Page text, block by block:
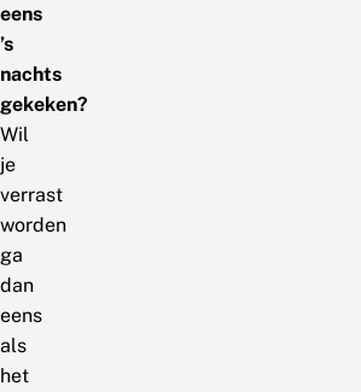
eens
’s
nachts
gekeken?
Wil
je
verrast
worden
ga
dan
eens
als
het